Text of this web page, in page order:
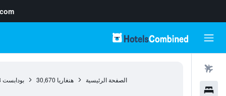
الصفحة الرئيسية هنغاريا 30,670 بودابست